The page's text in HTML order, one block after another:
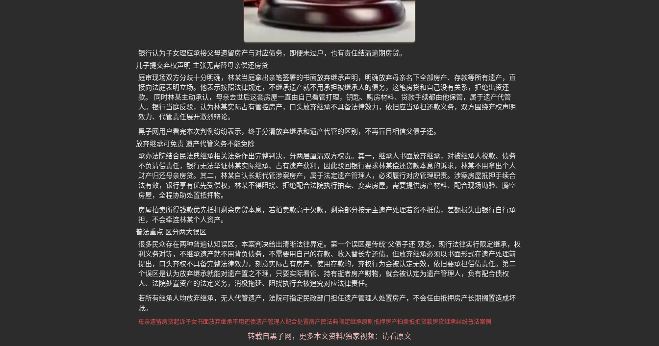
银行认为子女理应承接父母遗留房产与对应债务，即便未过户，也有责任结清逾期房贷。
儿子提交弃权声明 主张无需替母亲偿还房贷
庭审现场双方分歧十分明确，林某当庭拿出亲笔签署的书面放弃继承声明，明确放弃母亲名下全部房产、存款等所有遗产，直
接向法庭表明立场。他表示按照法律规定，不继承遗产就不用承担被继承人的债务，这笔房贷和自己没有关系，拒绝出资还
款。 同时林某主动承认，母亲去世后这套房屋一直由自己看管打理，钥匙、购房材料、贷款手续都由他保管，属于遗产代管
人。银行当庭反驳，认为林某实际占有管控房产，口头放弃继承不具备法律效力，依旧应当承担还款义务，双方围绕弃权声明
效力、代管责任展开激烈辩论。
黑子网用户看完本次判例纷纷表示，终于分清放弃继承和遗产代管的区别，不再盲目相信父债子还。
放弃继承可免责 遗产代管义务不能免除
承办法院结合民法典继承相关法条作出完整判决，分两层厘清双方权责。其一，继承人书面放弃继承，对被继承人税款、债务
不负清偿责任，银行无法举证林某实际继承、占有遗产获利，因此驳回银行要求林某偿还贷款本息的诉求，林某不用拿出个人
财产归还母亲房贷。其二，林某自认长期代管涉案房产，属于法定遗产管理人，必须履行对应管理职责。涉案房屋抵押手续合
法有效，银行享有优先受偿权，林某不得阻挠、拒绝配合法院执行拍卖、变卖房屋，需要提供房产材料、配合现场勘验、腾空
房屋，全程协助处置抵押物。
房屋拍卖所得钱款优先抵扣剩余房贷本息，若拍卖款高于欠款，剩余部分按无主遗产处理若资不抵债，差额损失由银行自行承
担，不会牵连林某个人资产。
普法重点 区分两大误区
很多民众存在两种普遍认知误区，本案判决给出清晰法律界定。第一个误区是传统“父债子还”观念，现行法律实行限定继承，权
利义务对等，不继承遗产就不用背负债务，不需要用自己的存款、收入替长辈还债。但放弃继承必须以书面形式在遗产处理前
提出，口头弃权不具备完整法律效力，刻意实际占有房产、使用存款的，弃权行为会被认定无效，依旧要承担偿债责任。第二
个误区是认为放弃继承就能对遗产置之不理，只要实际看管、持有逝者房产财物，就会被认定为遗产管理人，负有配合债权
人、法院处置资产的法定义务，消极拖延、阻挠执行会被追究对应法律责任。
若所有继承人均放弃继承，无人代管遗产，法院可指定民政部门担任遗产管理人处置房产，不会任由抵押房产长期搁置造成坏
账。
母亲遗留房贷起诉子女书面放弃继承不用还债遗产管理人配合处置房产 民法典限定继承原则 抵押房产拍卖抵扣贷款房贷继承纠纷普法案例
转载自黑子网，更多本文资料/独家视频：请看原文